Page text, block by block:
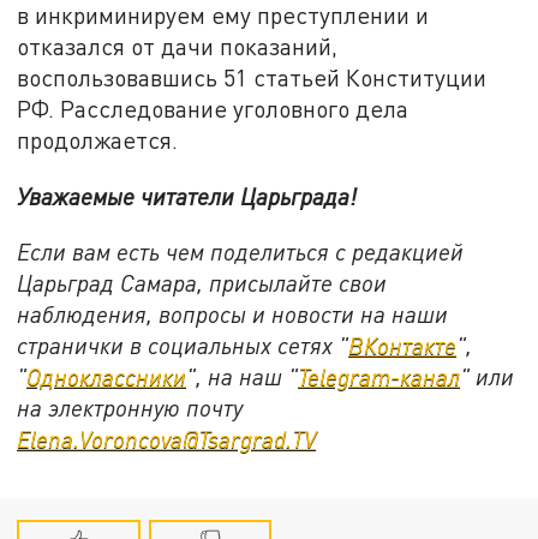
в инкриминируем ему преступлении и
отказался от дачи показаний,
воспользовавшись 51 статьей Конституции
РФ. Расследование уголовного дела
продолжается.
Уважаемые читатели Царьграда!
Если вам есть чем поделиться с редакцией
Царьград Самара, присылайте свои
наблюдения, вопросы и новости на наши
странички в социальных сетях "ВКонтакте",
"Одноклассники", на наш "Telegram-канал" или
на электронную почту
Elena.Voroncova@Tsargrad.TV